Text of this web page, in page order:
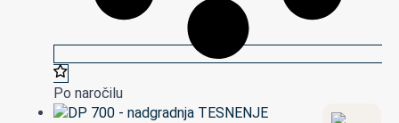
Po naročilu